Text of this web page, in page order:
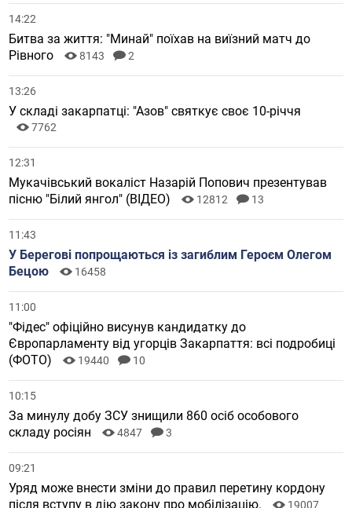
14:22
Битва за життя: "Минай" поїхав на виїзний матч до
Рівного
8143 2
13:26
У складі закарпатці: "Азов" святкує своє 10-річчя
7762
12:31
Мукачівський вокаліст Назарій Попович презентував
пісню "Білий янгол" (ВІДЕО)
12812 13
11:43
У Берегові попрощаються із загиблим Героєм Олегом
Бецою
16458
11:00
"Фідес" офіційно висунув кандидатку до
Європарламенту від угорців Закарпаття: всі подробиці
(ФОТО)
19440 10
10:15
За минулу добу ЗСУ знищили 860 осіб особового
складу росіян
4847 3
09:21
Уряд може внести зміни до правил перетину кордону
після вступу в дію закону про мобілізацію.
19007